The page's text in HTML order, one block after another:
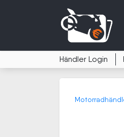
Händler Login